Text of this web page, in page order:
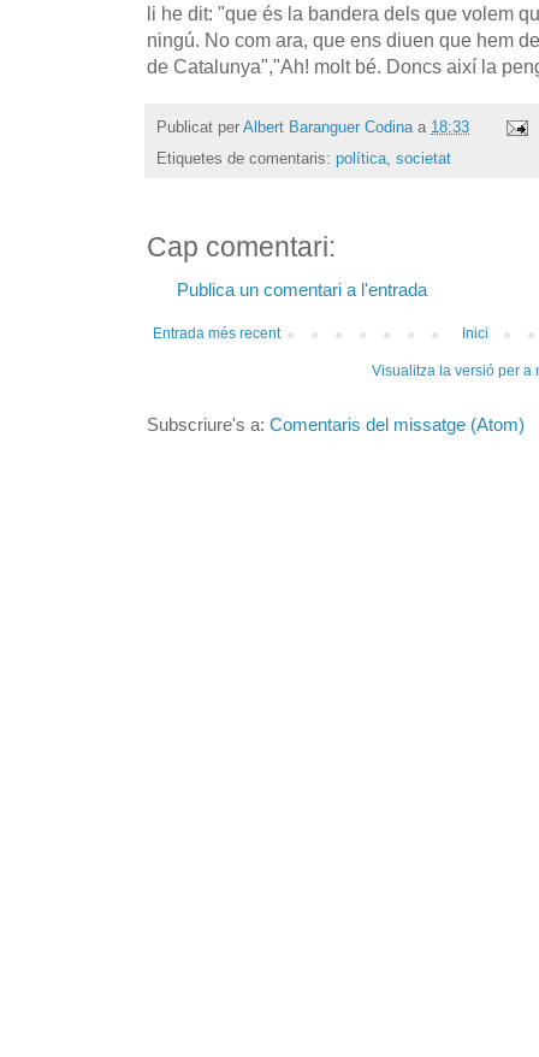
li he dit: "que és la bandera dels que volem
ningú. No com ara, que ens diuen que hem
de Catalunya","Ah! molt bé. Doncs així la
Publicat per Albert Baranguer Codina a 18:33
Etiquetes de comentaris: política, societat
Cap comentari:
Publica un comentari a l'entrada
Entrada més recent Inici
Visualitza la versió per a
Subscriure's a: Comentaris del missatge (Atom)